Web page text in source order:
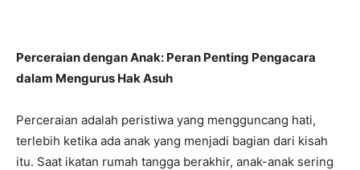
Perceraian dengan Anak: Peran Penting Pengacara
dalam Mengurus Hak Asuh
Perceraian adalah peristiwa yang mengguncang hati,
terlebih ketika ada anak yang menjadi bagian dari kisah
itu. Saat ikatan rumah tangga berakhir, anak-anak sering